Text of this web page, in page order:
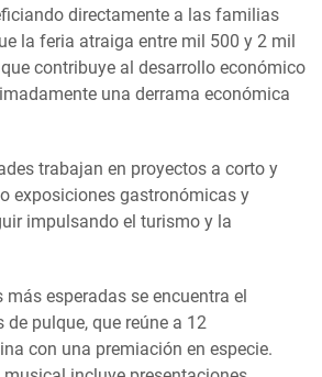
directamente a las familias
la feria atraiga entre mil 500 y 2 mil
contribuye al desarrollo económico
una derrama económica
trabajan en proyectos a corto y
exposiciones gastronómicas y
impulsando el turismo y la
esperadas se encuentra el
pulque, que reúne a 12
con una premiación en especie.